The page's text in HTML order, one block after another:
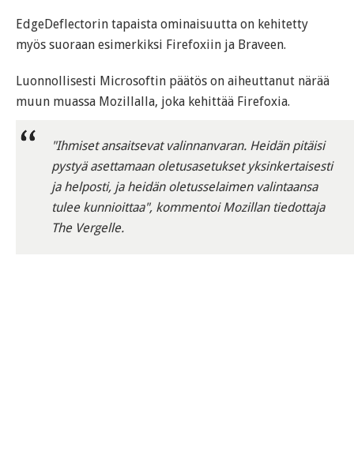
EdgeDeflectorin tapaista ominaisuutta on kehitetty
myös suoraan esimerkiksi Firefoxiin ja Braveen.
Luonnollisesti Microsoftin päätös on aiheuttanut närää
muun muassa Mozillalla, joka kehittää Firefoxia.
"Ihmiset ansaitsevat valinnanvaran. Heidän pitäisi
pystyä asettamaan oletusasetukset yksinkertaisesti
ja helposti, ja heidän oletusselaimen valintaansa
tulee kunnioittaa", kommentoi Mozillan tiedottaja
The Vergelle.